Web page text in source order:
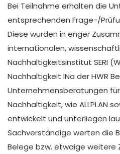
Bei Teilnahme erhalten die
entsprechenden Frage-/
Diese wurden in enger
internationalen,
Nachhaltigkeitsinstitut SERI
Nachhaltigkeit INa der HWR
Unternehmensberatungen
Nachhaltigkeit, wie ALLPLAN
entwickelt und unterliegen
Sachverständige werten die
Belege bzw. etwaige weitere